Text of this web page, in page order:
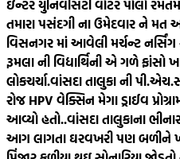
ઇન્ટર યુનિવર્સિટી વોટર પોલો
તમારા પસંદગી ના ઉમેદવાર ને મત
વિસનગર માં આવેલી મર્ચન્ટ
રૂમલા ની વિદ્યાર્થિની એ ગળે ફાંસો
લોકચર્ચા.વાંસદા તાલુકા ની
રોજ HPV વેક્સિન મેગા ડ્રાઈવ
આવ્યો હતો..વાંસદા તાલુકાના
આગ લાગતા ઘરવખરી પણ બળીને